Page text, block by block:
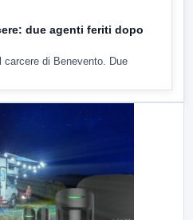
due agenti feriti dopo
carcere di Benevento. Due